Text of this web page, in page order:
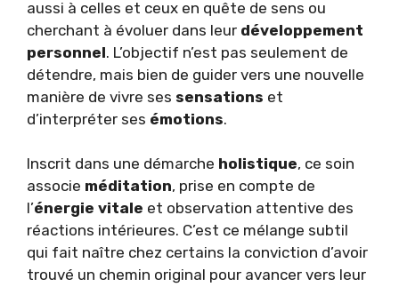
aussi à celles et ceux en quête de sens ou
cherchant à évoluer dans leur développement
personnel. L’objectif n’est pas seulement de
détendre, mais bien de guider vers une nouvelle
manière de vivre ses sensations et
d’interpréter ses émotions.
Inscrit dans une démarche holistique, ce soin
associe méditation, prise en compte de
l’énergie vitale et observation attentive des
réactions intérieures. C’est ce mélange subtil
qui fait naître chez certains la conviction d’avoir
trouvé un chemin original pour avancer vers leur